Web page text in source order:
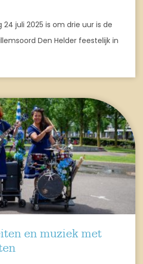
juli 2025 is om drie uur is de
Den Helder feestelijk in
en muziek met